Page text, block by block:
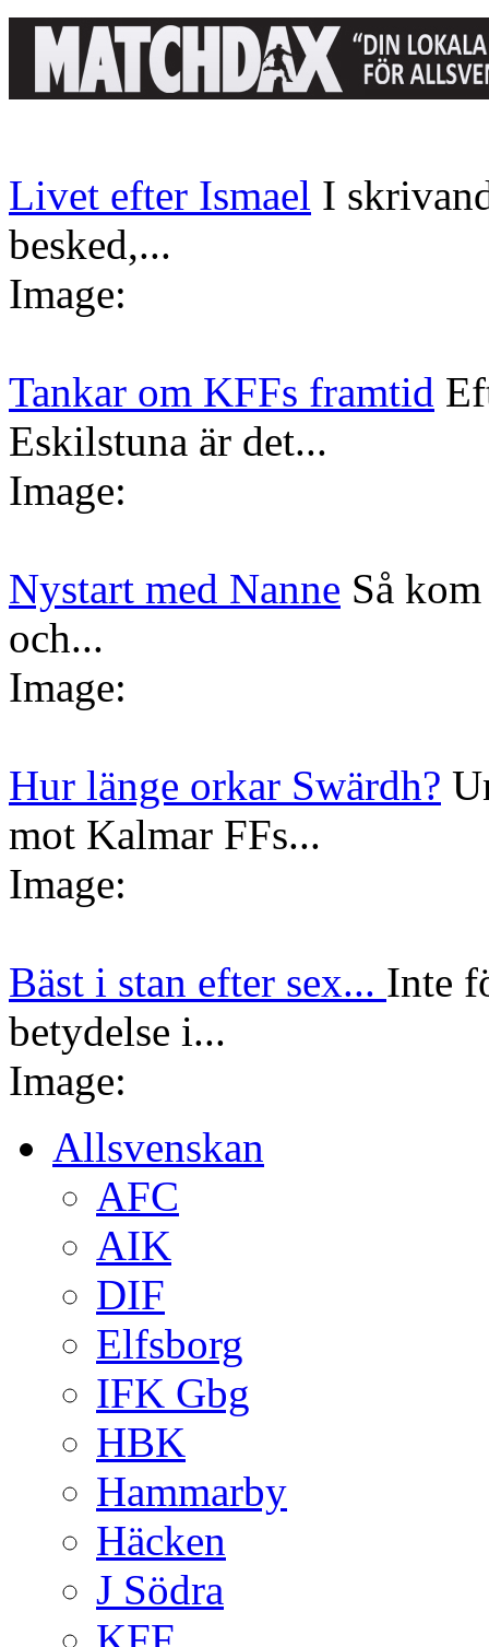
Livet efter Ismael I
besked,...
Image:
Tankar om KFFs framtid
Eskilstuna är det...
Image:
Nystart med Nanne Så
och...
Image:
Hur länge orkar Swärdh?
mot Kalmar FFs...
Image:
Bäst i stan efter sex... Inte
betydelse i...
Image:
Allsvenskan
AFC
AIK
DIF
Elfsborg
IFK Gbg
HBK
Hammarby
Häcken
J Södra